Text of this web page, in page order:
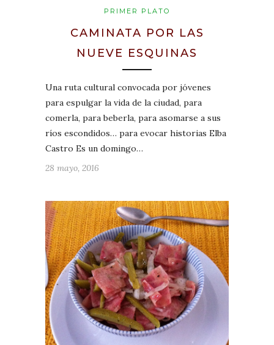
PRIMER PLATO
CAMINATA POR LAS
NUEVE ESQUINAS
Una ruta cultural convocada por jóvenes
para espulgar la vida de la ciudad, para
comerla, para beberla, para asomarse a sus
ríos escondidos… para evocar historias Elba
Castro Es un domingo…
28 mayo, 2016